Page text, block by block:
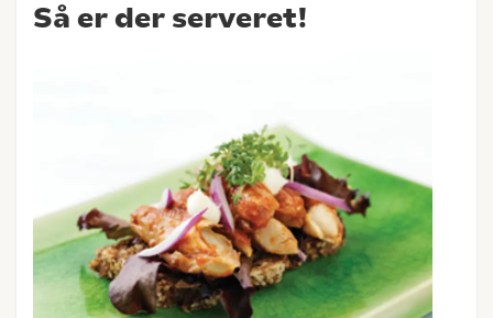
Så er der serveret!